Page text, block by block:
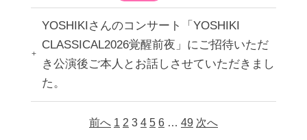
YOSHIKIさんのコンサート「YOSHIKI
CLASSICAL2026覚醒前夜」にご招待いただ
き公演後ご本人とお話しさせていただきまし
た。
前へ 1 2 3 4 5 6 … 49 次へ